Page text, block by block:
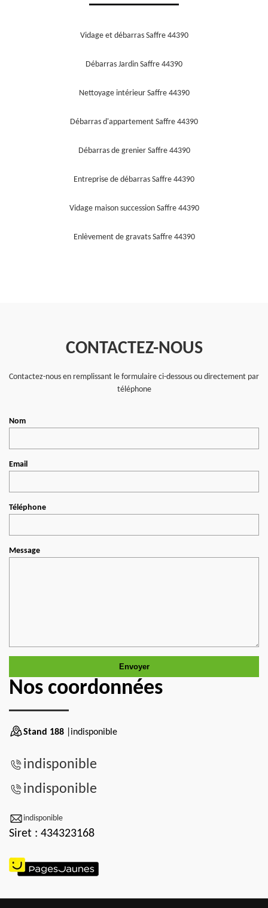
Vidage et débarras Saffre 44390
Débarras Jardin Saffre 44390
Nettoyage intérieur Saffre 44390
Débarras d'appartement Saffre 44390
Débarras de grenier Saffre 44390
Entreprise de débarras Saffre 44390
Vidage maison succession Saffre 44390
Enlèvement de gravats Saffre 44390
CONTACTEZ-NOUS
Contactez-nous en remplissant le formulaire ci-dessous ou directement par
téléphone
Nom
Email
Téléphone
Message
Nos coordonnées
Stand 188 |indisponible
indisponible
indisponible
indisponible
Siret : 434323168